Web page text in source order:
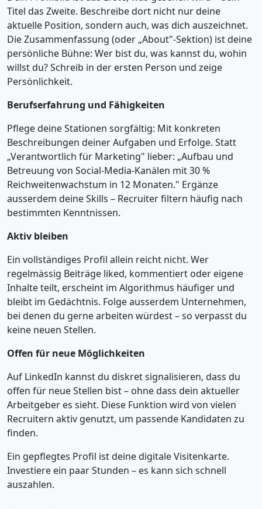
Titel das Zweite. Beschreibe dort nicht nur deine
aktuelle Position, sondern auch, was dich auszeichnet.
Die Zusammenfassung (oder „About"-Sektion) ist deine
persönliche Bühne: Wer bist du, was kannst du, wohin
willst du? Schreib in der ersten Person und zeige
Persönlichkeit.
Berufserfahrung und Fähigkeiten
Pflege deine Stationen sorgfältig: Mit konkreten
Beschreibungen deiner Aufgaben und Erfolge. Statt
„Verantwortlich für Marketing" lieber: „Aufbau und
Betreuung von Social-Media-Kanälen mit 30 %
Reichweitenwachstum in 12 Monaten." Ergänze
ausserdem deine Skills – Recruiter filtern häufig nach
bestimmten Kenntnissen.
Aktiv bleiben
Ein vollständiges Profil allein reicht nicht. Wer
regelmässig Beiträge liked, kommentiert oder eigene
Inhalte teilt, erscheint im Algorithmus häufiger und
bleibt im Gedächtnis. Folge ausserdem Unternehmen,
bei denen du gerne arbeiten würdest – so verpasst du
keine neuen Stellen.
Offen für neue Möglichkeiten
Auf LinkedIn kannst du diskret signalisieren, dass du
offen für neue Stellen bist – ohne dass dein aktueller
Arbeitgeber es sieht. Diese Funktion wird von vielen
Recruitern aktiv genutzt, um passende Kandidaten zu
finden.
Ein gepflegtes Profil ist deine digitale Visitenkarte.
Investiere ein paar Stunden – es kann sich schnell
auszahlen.